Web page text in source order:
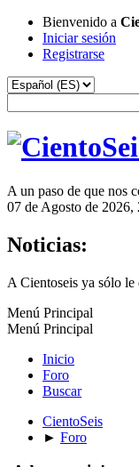
Bienvenido a
Iniciar sesión
Registrarse
A un paso de que nos
07 de Agosto de 2026,
Noticias:
A Cientoseis ya sólo
Menú Principal
Menú Principal
Inicio
Foro
Buscar
CientoSeis
► Foro